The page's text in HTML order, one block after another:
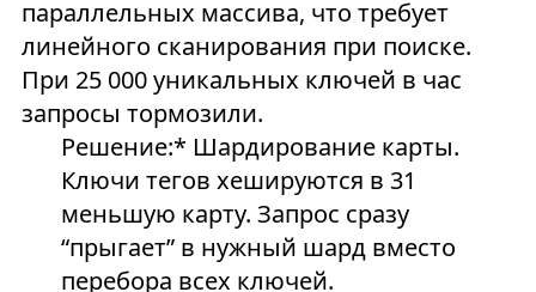
параллельных массива, что требует
линейного сканирования при поиске.
При 25 000 уникальных ключей в час
запросы тормозили.
Решение:* Шардирование карты.
Ключи тегов хешируются в 31
меньшую карту. Запрос сразу
“прыгает” в нужный шард вместо
перебора всех ключей.